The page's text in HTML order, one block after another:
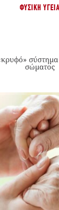
ΦΥΣΙΚΉ ΥΓΕΊΑ
σώματος